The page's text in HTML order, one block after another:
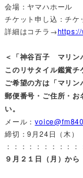
会場：ヤマハホール
チケット申し込：チケ
詳細はコチラ→
＜「神谷百子 マリン
このリサタイル鑑賞チ
ご希望の方は「マリ
郵便番号・ご住所・
い。
メール：
締切：9月24日（木）
：：：：：：：：：
９月２１日（月）か